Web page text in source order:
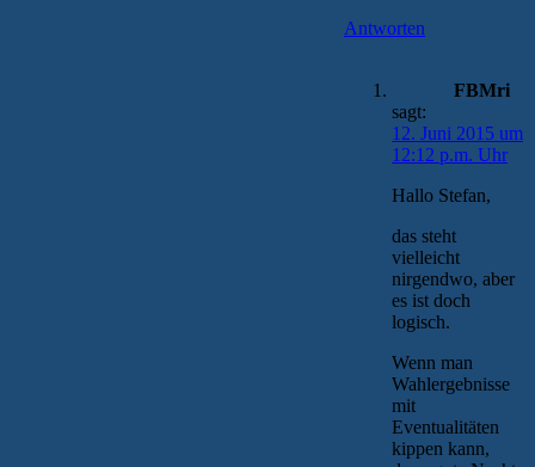
Antworten
FBMri
sagt:
12. Juni 2015 um
12:12 p.m. Uhr
Hallo Stefan,
das steht
vielleicht
nirgendwo, aber
es ist doch
logisch.
Wenn man
Wahlergebnisse
mit
Eventualitäten
kippen kann,